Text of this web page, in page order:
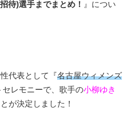
待)選手までまとめ！ 』につい
代表として『名古屋ウィメンズ
セレモニーで、歌手の小柳ゆき
が決定しました！